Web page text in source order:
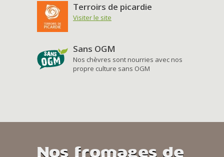
Terroirs de picardie
Visiter le site
Sans OGM
Nos chèvres sont nourries avec nos
propre culture sans OGM
Nos fromages de